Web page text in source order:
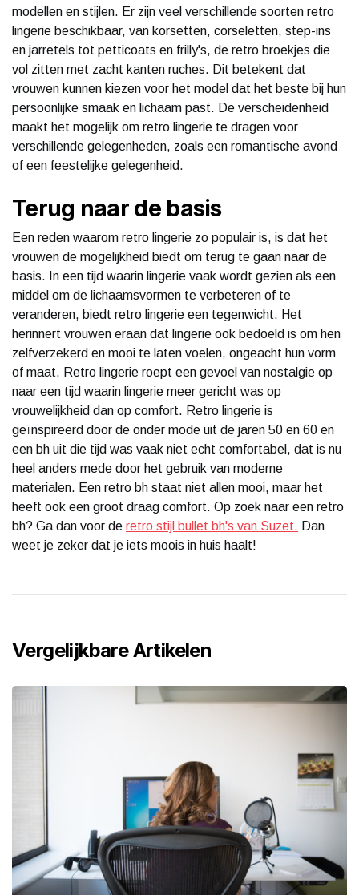
modellen en stijlen. Er zijn veel verschillende soorten retro
lingerie beschikbaar, van korsetten, corseletten, step-ins
en jarretels tot petticoats en frilly's, de retro broekjes die
vol zitten met zacht kanten ruches. Dit betekent dat
vrouwen kunnen kiezen voor het model dat het beste bij hun
persoonlijke smaak en lichaam past. De verscheidenheid
maakt het mogelijk om retro lingerie te dragen voor
verschillende gelegenheden, zoals een romantische avond
of een feestelijke gelegenheid.
Terug naar de basis
Een reden waarom retro lingerie zo populair is, is dat het
vrouwen de mogelijkheid biedt om terug te gaan naar de
basis. In een tijd waarin lingerie vaak wordt gezien als een
middel om de lichaamsvormen te verbeteren of te
veranderen, biedt retro lingerie een tegenwicht. Het
herinnert vrouwen eraan dat lingerie ook bedoeld is om hen
zelfverzekerd en mooi te laten voelen, ongeacht hun vorm
of maat. Retro lingerie roept een gevoel van nostalgie op
naar een tijd waarin lingerie meer gericht was op
vrouwelijkheid dan op comfort. Retro lingerie is
geïnspireerd door de onder mode uit de jaren 50 en 60 en
een bh uit die tijd was vaak niet echt comfortabel, dat is nu
heel anders mede door het gebruik van moderne
materialen. Een retro bh staat niet allen mooi, maar het
heeft ook een groot draag comfort. Op zoek naar een retro
bh? Ga dan voor de retro stijl bullet bh's van Suzet. Dan
weet je zeker dat je iets moois in huis haalt!
Vergelijkbare Artikelen